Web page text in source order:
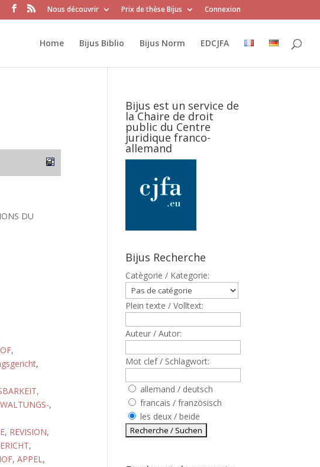
Nous découvrir Prix de thèse Bijus Connexion
Home Bijus Biblio Bijus Norm EDCJFA
DU
,
,
,
, REVISION,
,
, APPEL,
Bijus est un service de
la Chaire de droit
public du Centre
juridique franco-
allemand
Bijus Recherche
Catègorie / Kategorie:
Plein texte / Volltext:
Auteur / Autor:
Mot clef / Schlagwort:
allemand / deutsch
francais / französisch
les deux / beide